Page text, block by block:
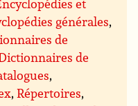
et
générales,
de
de
,
,Répertoires,